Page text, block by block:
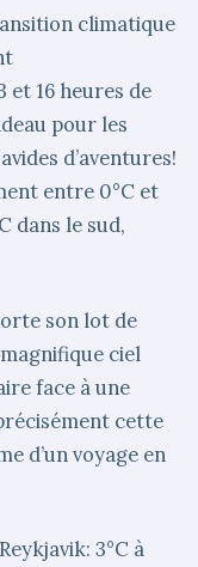
climatique
16 heures de
pour les
d’aventures!
entre 0°C et
dans le sud,
son lot de
ciel
face à une
cette
d’un voyage en
3°C à